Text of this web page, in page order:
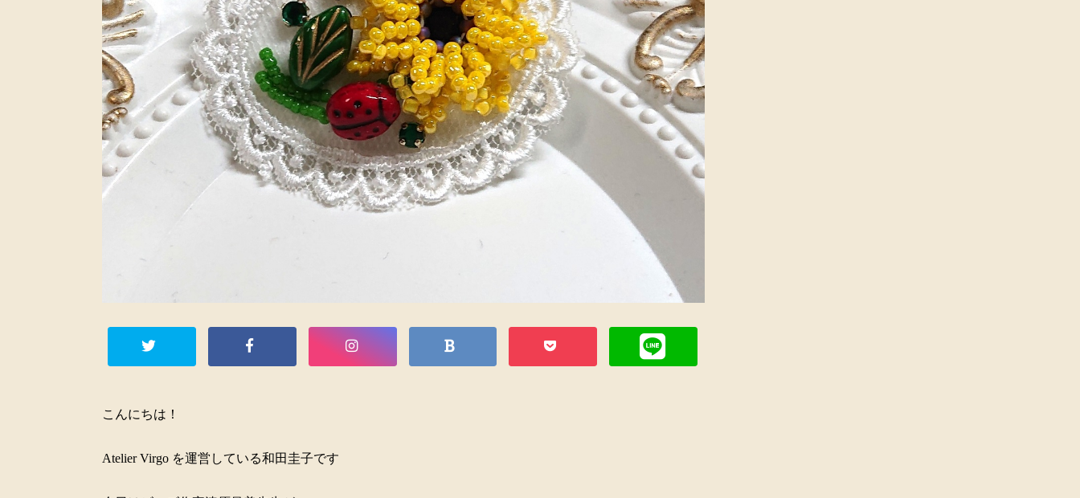
こんにちは！
Atelier Virgo を運営している和田圭子です